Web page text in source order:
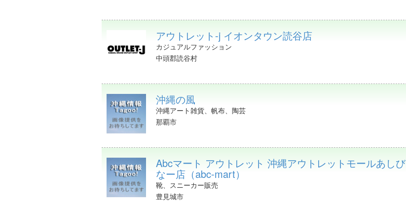
アウトレット-j イオンタウン読谷店
カジュアルファッション
中頭郡読谷村
沖縄の風
沖縄アート雑貨、帆布、陶芸
那覇市
Abcマート アウトレット 沖縄アウトレットモールあしび
なー店（abc-mart）
靴、スニーカー販売
豊見城市